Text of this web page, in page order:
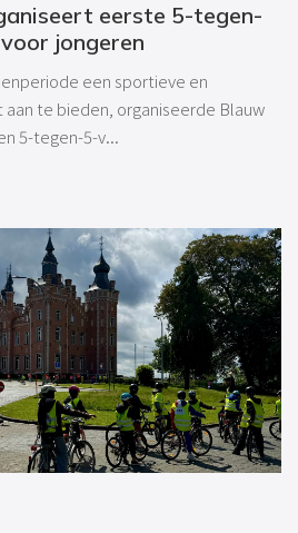
eerste 5-tegen-
jongeren
een sportieve en
te bieden, organiseerde Blauw
5-tegen-5-v...